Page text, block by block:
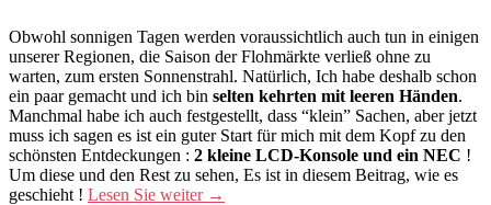
Obwohl sonnigen Tagen werden voraussichtlich auch tun in einigen
unserer Regionen, die Saison der Flohmärkte verließ ohne zu
warten, zum ersten Sonnenstrahl. Natürlich, Ich habe deshalb schon
ein paar gemacht und ich bin selten kehrten mit leeren Händen.
Manchmal habe ich auch festgestellt, dass “klein” Sachen, aber jetzt
muss ich sagen es ist ein guter Start für mich mit dem Kopf zu den
schönsten Entdeckungen : 2 kleine LCD-Konsole und ein NEC !
Um diese und den Rest zu sehen, Es ist in diesem Beitrag, wie es
geschieht ! Lesen Sie weiter →